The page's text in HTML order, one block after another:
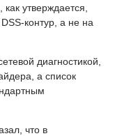
утверждается,
контур, а не на
диагностикой,
а список
что в